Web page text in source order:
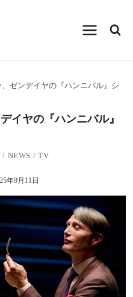
ゼンデイヤの『ハンニバル』シ
イヤの『ハンニバル』
/ NEWS /TV
年9月11日